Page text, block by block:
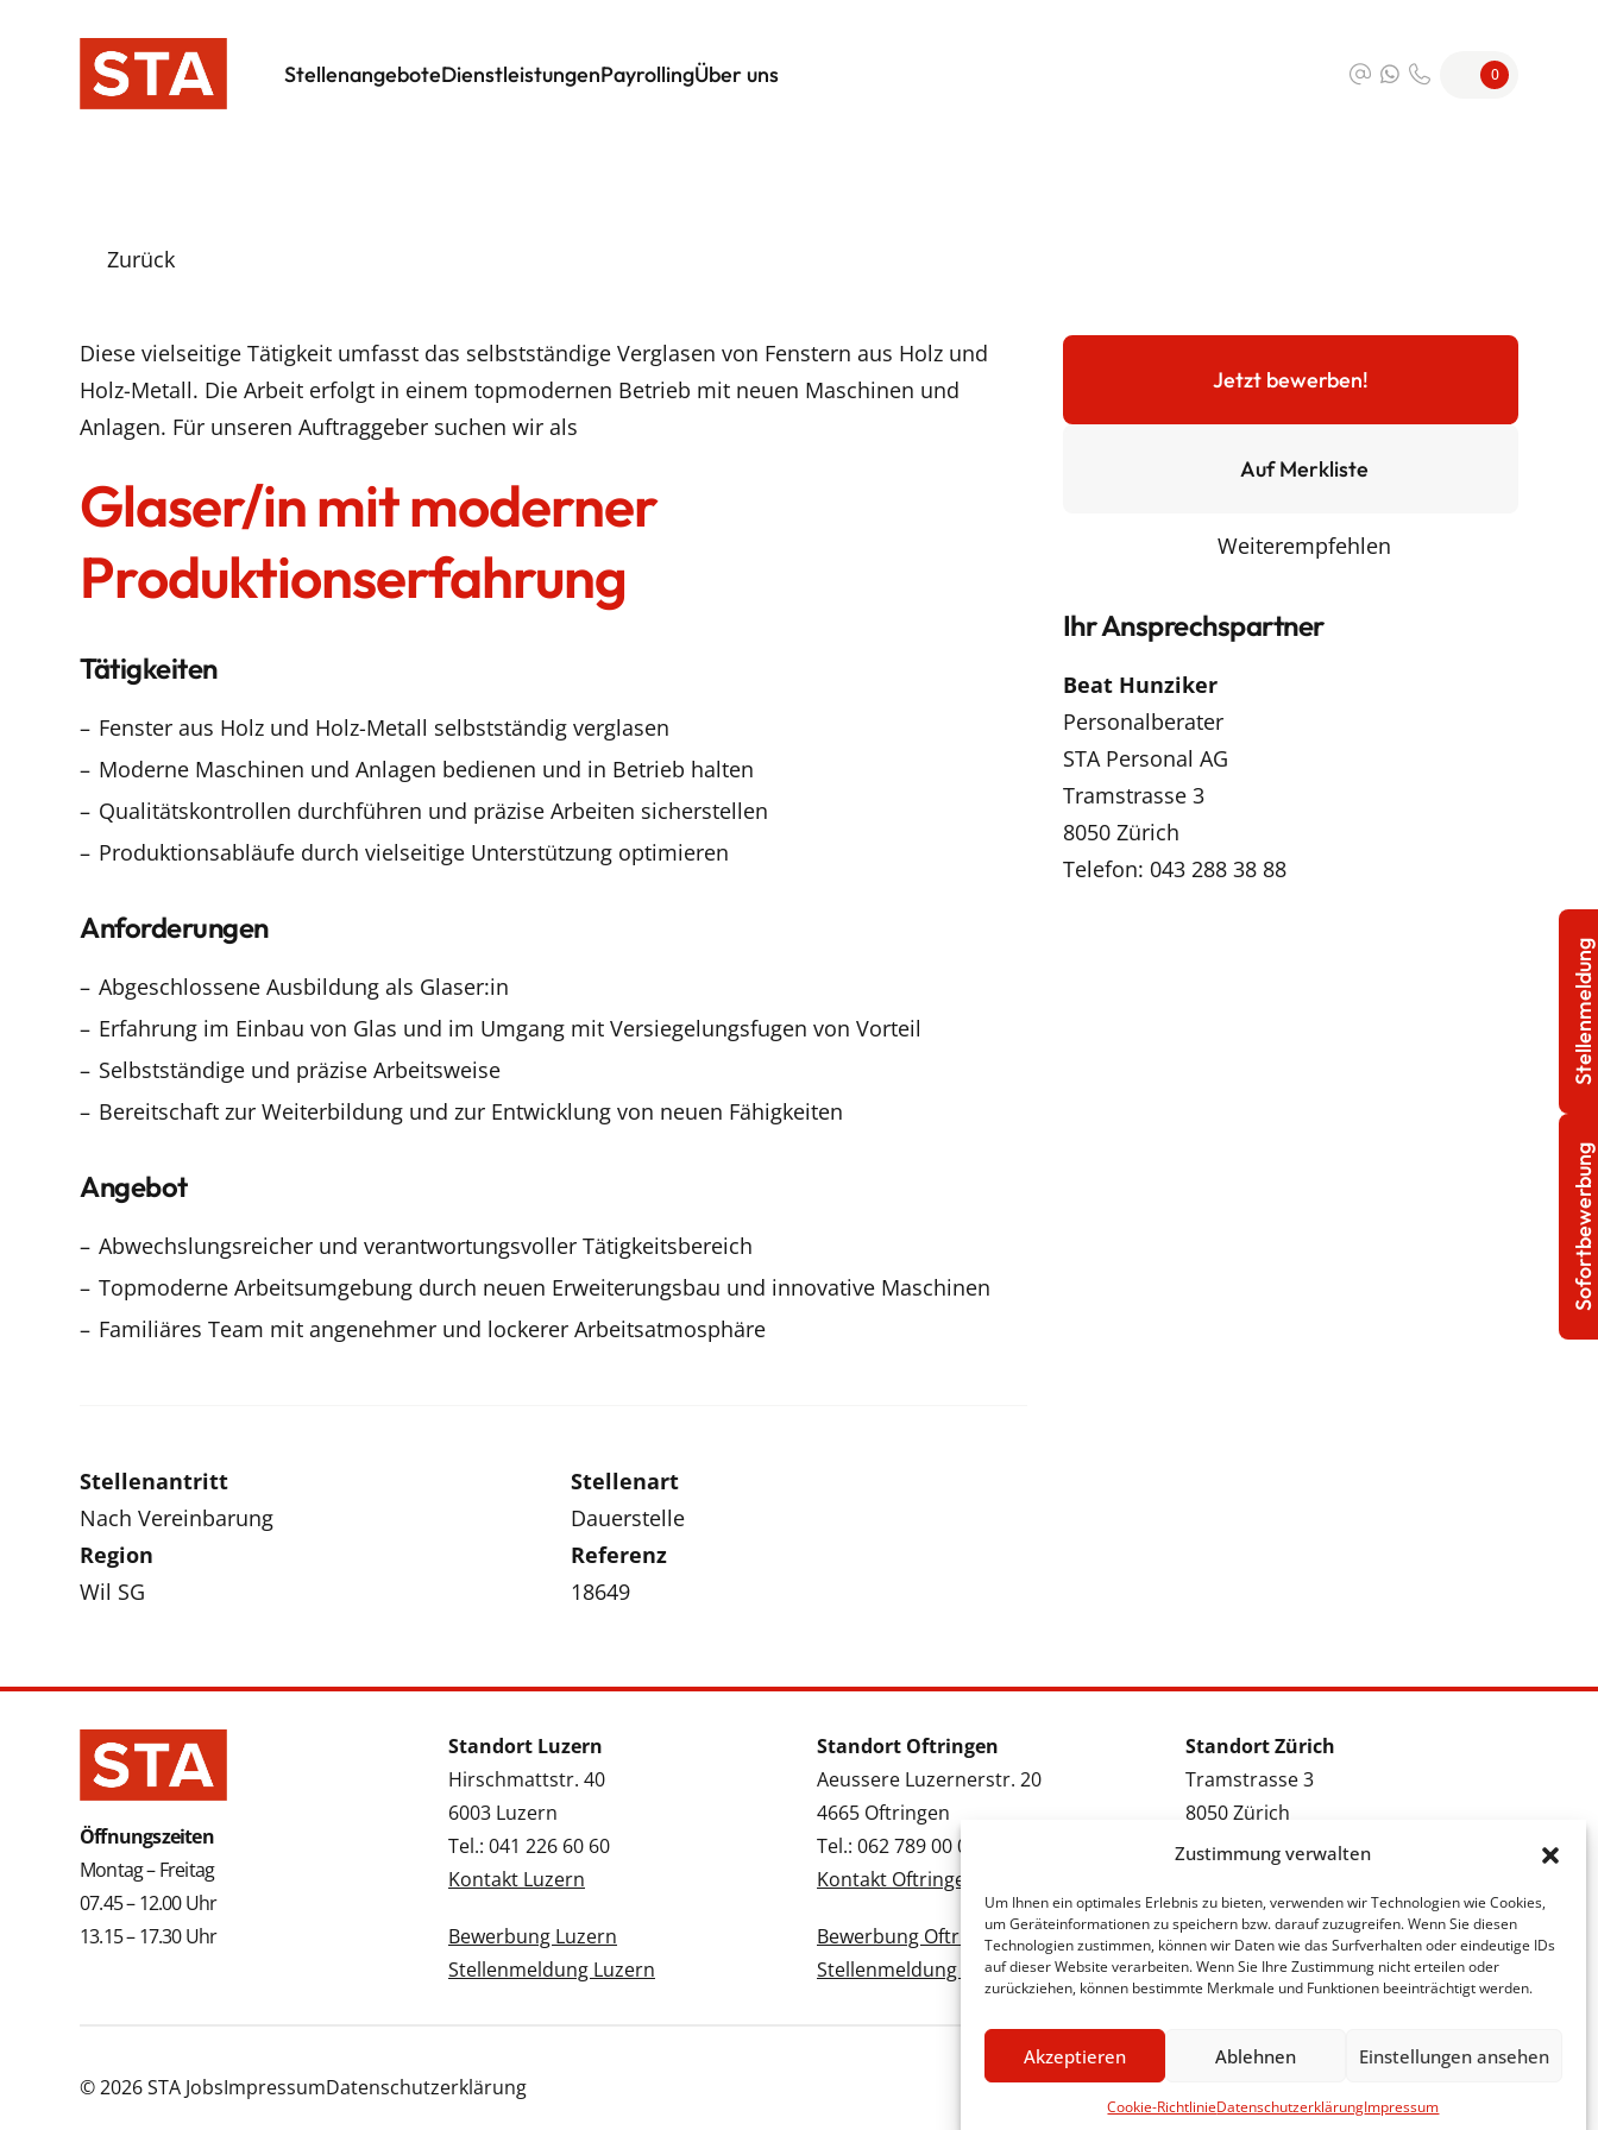
Zustimmung verwalten
Um Ihnen ein optimales Erlebnis zu bieten, verwenden wir Technologien wie Cookies,
um Geräteinformationen zu speichern bzw. darauf zuzugreifen. Wenn Sie diesen
Technologien zustimmen, können wir Daten wie das Surfverhalten oder eindeutige IDs
auf dieser Website verarbeiten. Wenn Sie Ihre Zustimmung nicht erteilen oder
zurückziehen, können bestimmte Merkmale und Funktionen beeinträchtigt werden.
Akzeptieren Ablehnen Einstellungen ansehen
Cookie-RichtlinieDatenschutzerklärungImpressum
StellenangeboteDienstleistungenPayrollingÜber uns 0
Zurück
Diese vielseitige Tätigkeit umfasst das selbstständige Verglasen von Fenstern aus Holz und
Holz-Metall. Die Arbeit erfolgt in einem topmodernen Betrieb mit neuen Maschinen und
Anlagen. Für unseren Auftraggeber suchen wir als
Glaser/in mit moderner
Produktionserfahrung
Tätigkeiten
Fenster aus Holz und Holz-Metall selbstständig verglasen
Moderne Maschinen und Anlagen bedienen und in Betrieb halten
Qualitätskontrollen durchführen und präzise Arbeiten sicherstellen
Produktionsabläufe durch vielseitige Unterstützung optimieren
Anforderungen
Abgeschlossene Ausbildung als Glaser:in
Erfahrung im Einbau von Glas und im Umgang mit Versiegelungsfugen von Vorteil
Selbstständige und präzise Arbeitsweise
Bereitschaft zur Weiterbildung und zur Entwicklung von neuen Fähigkeiten
Angebot
Abwechslungsreicher und verantwortungsvoller Tätigkeitsbereich
Topmoderne Arbeitsumgebung durch neuen Erweiterungsbau und innovative Maschinen
Familiäres Team mit angenehmer und lockerer Arbeitsatmosphäre
Stellenantritt
Nach Vereinbarung
Stellenart
Dauerstelle
Region
Wil SG
Referenz
18649
Jetzt bewerben!
Auf Merkliste
Weiterempfehlen
Ihr Ansprechspartner
Beat Hunziker
Personalberater
STA Personal AG
Tramstrasse 3
8050 Zürich
Telefon: 043 288 38 88
Öffnungszeiten
Montag – Freitag
07.45 – 12.00 Uhr
13.15 – 17.30 Uhr
Standort Luzern
Hirschmattstr. 40
6003 Luzern
Tel.: 041 226 60 60
Kontakt Luzern
Bewerbung Luzern
Stellenmeldung Luzern
Standort Oftringen
Aeussere Luzernerstr. 20
4665 Oftringen
Tel.: 062 789 00 00
Kontakt Oftringen
Bewerbung Oftringen
Stellenmeldung Oftringen
Standort Zürich
Tramstrasse 3
8050 Zürich
Tel.: 043 288 38 88
Bewerbung Zürich
Stellenmeldung Zürich
© 2026 STA JobsImpressumDatenschutzerklärung
Sofortbewerbung
Stellenmeldung